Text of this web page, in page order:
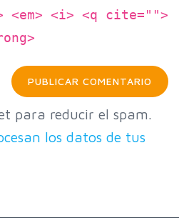
<em> <i> <q cite="">
para reducir el spam.
los datos de tus